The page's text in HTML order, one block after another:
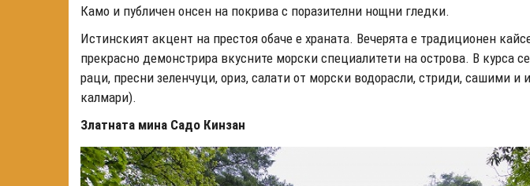
Камо и публичен онсен на покрива с поразителни нощни гледки.
Истинският акцент на престоя обаче е храната. Вечерята е традиционен
прекрасно демонстрира вкусните морски специалитети на острова. В курса
раци, пресни зеленчуци, ориз, салати от морски водорасли, стриди, сашими и
калмари).
Златната мина Садо Кинзан